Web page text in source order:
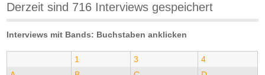
Derzeit sind 716 Interviews gespeichert
Interviews mit Bands: Buchstaben anklicken
1 3
4